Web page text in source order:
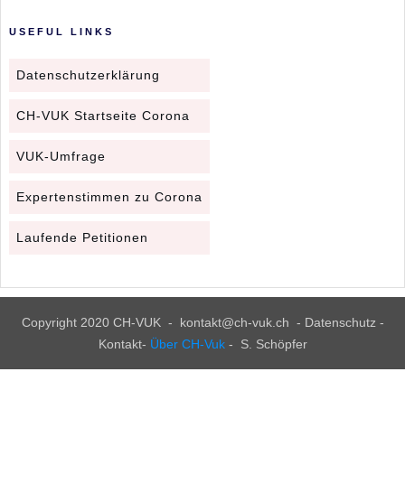
USEFUL LINKS
Datenschutzerklärung
CH-VUK Startseite Corona
VUK-Umfrage
Expertenstimmen zu Corona
Laufende Petitionen
Copyright 2020 CH-VUK- kontakt@ch-vuk.ch - Datenschutz -
Kontakt- Über CH-Vuk- S. Schöpfer